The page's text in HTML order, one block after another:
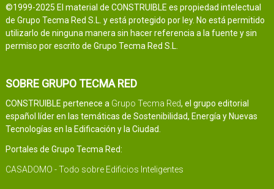
©1999-2025 El material de CONSTRUIBLE es propiedad intelectual
de Grupo Tecma Red S.L. y está protegido por ley. No está permitido
utilizarlo de ninguna manera sin hacer referencia a la fuente y sin
permiso por escrito de Grupo Tecma Red S.L.
SOBRE GRUPO TECMA RED
CONSTRUIBLE pertenece a Grupo Tecma Red, el grupo editorial
español líder en las temáticas de Sostenibilidad, Energía y Nuevas
Tecnologías en la Edificación y la Ciudad.
Portales de Grupo Tecma Red:
CASADOMO - Todo sobre Edificios Inteligentes